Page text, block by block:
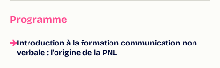
Programme
Introduction à la formation communication non
verbale : l'origine de la PNL